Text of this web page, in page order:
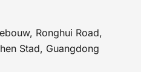
Ronghui Road,
Stad, Guangdong